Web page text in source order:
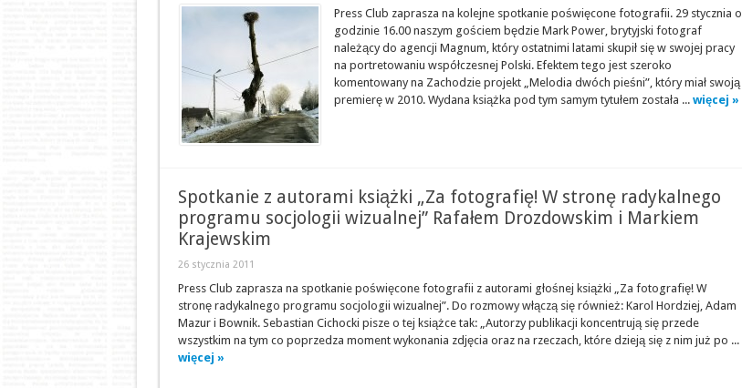
Press Club zaprasza na kolejne spotkanie poświęcone fotografii. 29 stycznia o
godzinie 16.00 naszym gościem będzie Mark Power, brytyjski fotograf
należący do agencji Magnum, który ostatnimi latami skupił się w swojej pracy
na portretowaniu współczesnej Polski. Efektem tego jest szeroko
komentowany na Zachodzie projekt „Melodia dwóch pieśni”, który miał swoją
premierę w 2010. Wydana książka pod tym samym tytułem została ... więcej »
Spotkanie z autorami książki „Za fotografię! W stronę radykalnego
programu socjologii wizualnej” Rafałem Drozdowskim i Markiem
Krajewskim
26 stycznia 2011
Press Club zaprasza na spotkanie poświęcone fotografii z autorami głośnej książki „Za fotografię! W
stronę radykalnego programu socjologii wizualnej”. Do rozmowy włączą się również: Karol Hordziej, Adam
Mazur i Bownik. Sebastian Cichocki pisze o tej książce tak: „Autorzy publikacji koncentrują się przede
wszystkim na tym co poprzedza moment wykonania zdjęcia oraz na rzeczach, które dzieją się z nim już po ...
więcej »